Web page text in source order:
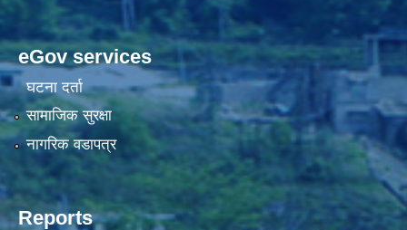
eGov services
घटना दर्ता
सामाजिक सुरक्षा
नागरिक वडापत्र
Reports